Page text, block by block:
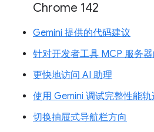
Chrome 142
Gemini 提供的代码建议
针对开发者工具 MCP 服务
更快地访问 AI 助理
使用 Gemini 调试完整性能轨
切换抽屉式导航栏方向